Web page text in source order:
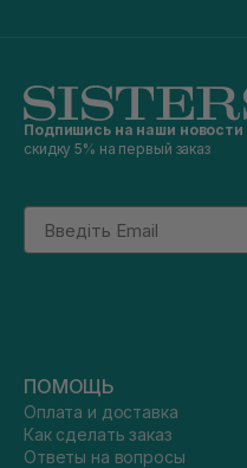
Подпишись на наши новости
скидку 5% на первый заказ
Email
ПОМОЩЬ
Оплата и доставка
Как сделать заказ
Ответы на вопросы